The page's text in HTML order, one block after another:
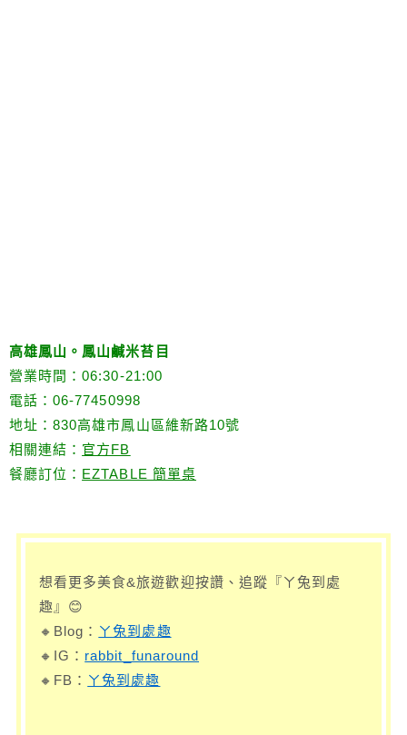
高雄鳳山。鳳山鹹米苔目
營業時間：06:30-21:00
電話：06-77450998
地址：830高雄市鳳山區維新路10號
相關連結： 官方FB
餐廳訂位： EZTABLE 簡單桌
想看更多美食&旅遊歡迎按讚、追蹤『ㄚ兔到處
趣』😊
🔸Blog： ㄚ兔到處趣
🔸IG： rabbit_funaround
🔸FB： ㄚ兔到處趣